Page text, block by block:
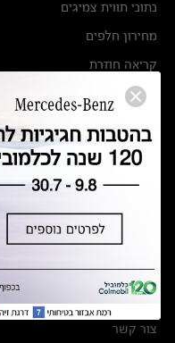
נתוני תווית צמיגים
מחירון חלפים
קריאה חוזרת
הודעה על הטבות לרכבי מרצדס
תקנון ימי מכירות 120 לכלמוביל
מצאו אותנו
אולמות תצוגה
מרכזי שירות
צור קשר